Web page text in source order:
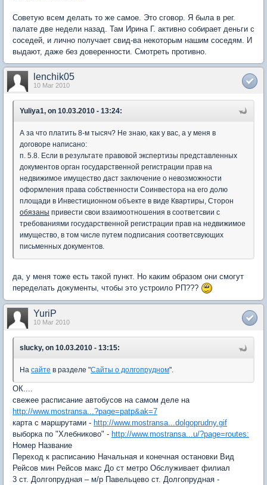
Советую всем делать то же самое. Это сговор. Я была в рег.
палате две недели назад. Там Ирина Г. активно собирает деньги с
соседей, и лично получает свид-ва некоторым нашим соседям. И
выдают, даже без доверенности. Смотреть противно.
lenchik05
10 Mar 2010
Yuliya1, on 10.03.2010 - 13:24:
А за что платить 8-м тысяч? Не знаю, как у вас, а у меня в
договоре написано:
п. 5.8. Если в результате правовой экспертизы представленных
документов орган государственной регистрации прав на
недвижимое имущество даст заключение о невозможности
оформления права собственности Соинвестора на его долю
площади в Инвестиционном объекте в виде Квартиры, Сторон
обязаны привести свои взаимоотношения в соответсвии с
требованиями государственной регистрации прав на недвижимое
имущество, в том числе путем подписания соответсвующих
письменных документов.
да, у меня тоже есть такой пункт. Но каким образом они смогут
переделать документы, чтобы это устроило РП???
YuriP
10 Mar 2010
slucky, on 10.03.2010 - 13:15:
На сайте в разделе "Сайты о долгопрудном".
ОК....
свежее расписание автобусов на самом деле на
http://www.mostransa...?page=patp&ak=7
карта с маршрутами - http://www.mostransa...dolgoprudny.gif
выборка по "Хлебниково" - http://www.mostransa...u/?page=routes:
Номер Название
Переход к расписанию Начальная и конечная остановки Вид
Рейсов мин Рейсов макс До ст метро Обслуживает филиал
3 ст. Долгопрудная – м/р Павельцево ст. Долгопрудная -